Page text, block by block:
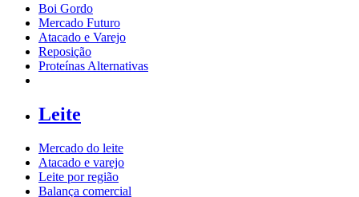
Boi Gordo
Mercado Futuro
Atacado e Varejo
Reposição
Proteínas Alternativas
Leite
Mercado do leite
Atacado e varejo
Leite por região
Balança comercial